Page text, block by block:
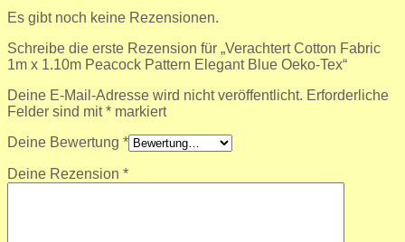
Es gibt noch keine Rezensionen.
Schreibe die erste Rezension für „Verachtert Cotton Fabric
1m x 1.10m Peacock Pattern Elegant Blue Oeko-Tex“
Deine E-Mail-Adresse wird nicht veröffentlicht. Erforderliche
Felder sind mit* markiert
Deine Bewertung *
Deine Rezension *